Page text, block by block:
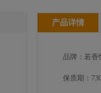
产品详情
品牌：若香
保质期：